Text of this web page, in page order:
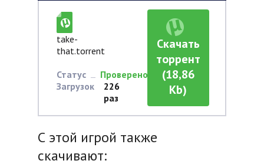
take-
that.torrent
Статус
Проверено
Загрузок
226
раз
Скачать
торрент
(18,86
Kb)
С этой игрой также
скачивают: